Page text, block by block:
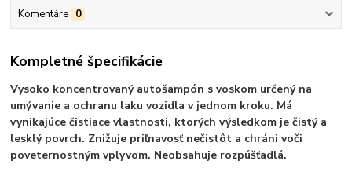
Komentáre 0
Kompletné špecifikácie
Vysoko koncentrovaný autošampón s voskom určený na
umývanie a ochranu laku vozidla v jednom kroku. Má
vynikajúce čistiace vlastnosti, ktorých výsledkom je čistý a
lesklý povrch. Znižuje priľnavosť nečistôt a chráni voči
poveternostným vplyvom. Neobsahuje rozpúšťadlá.